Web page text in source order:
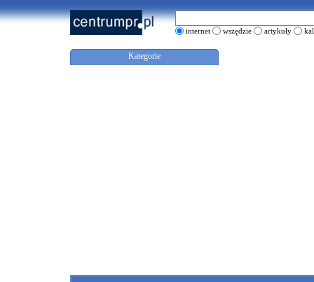
internet wszędzie artykuły
Kategorie